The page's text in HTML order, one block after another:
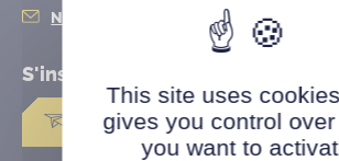
Nous contacter
S'inscrire à la
Je m'abonne
This site uses
gives you control
you want to